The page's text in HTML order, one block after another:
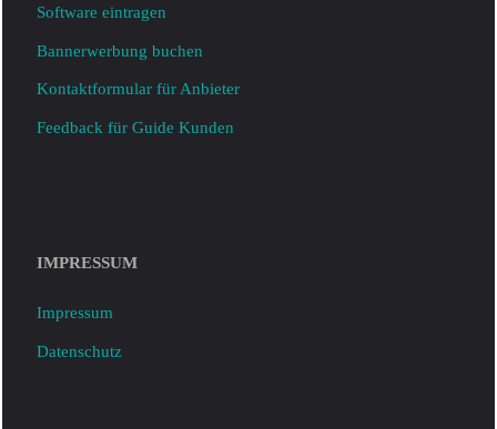
Software eintragen
Bannerwerbung buchen
Kontaktformular für Anbieter
Feedback für Guide Kunden
IMPRESSUM
Impressum
Datenschutz